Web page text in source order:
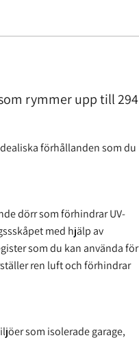
rymmer upp till 294
förhållanden som du
dörr som förhindrar UV-
med hjälp av
som du kan använda för
ren luft och förhindrar
som isolerade garage,